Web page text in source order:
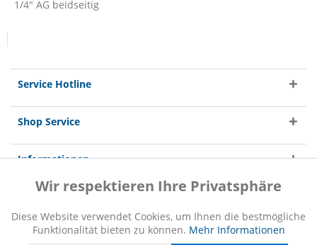
1/4" AG beidseitig
Service Hotline
Shop Service
Informationen
Funktionale Aktiv
Marketing Inaktiv
Wir respektieren Ihre Privatsphäre
Diese Website verwendet Cookies, um Ihnen die bestmögliche
Funktionalität bieten zu können. Mehr Informationen